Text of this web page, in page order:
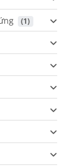
(1)